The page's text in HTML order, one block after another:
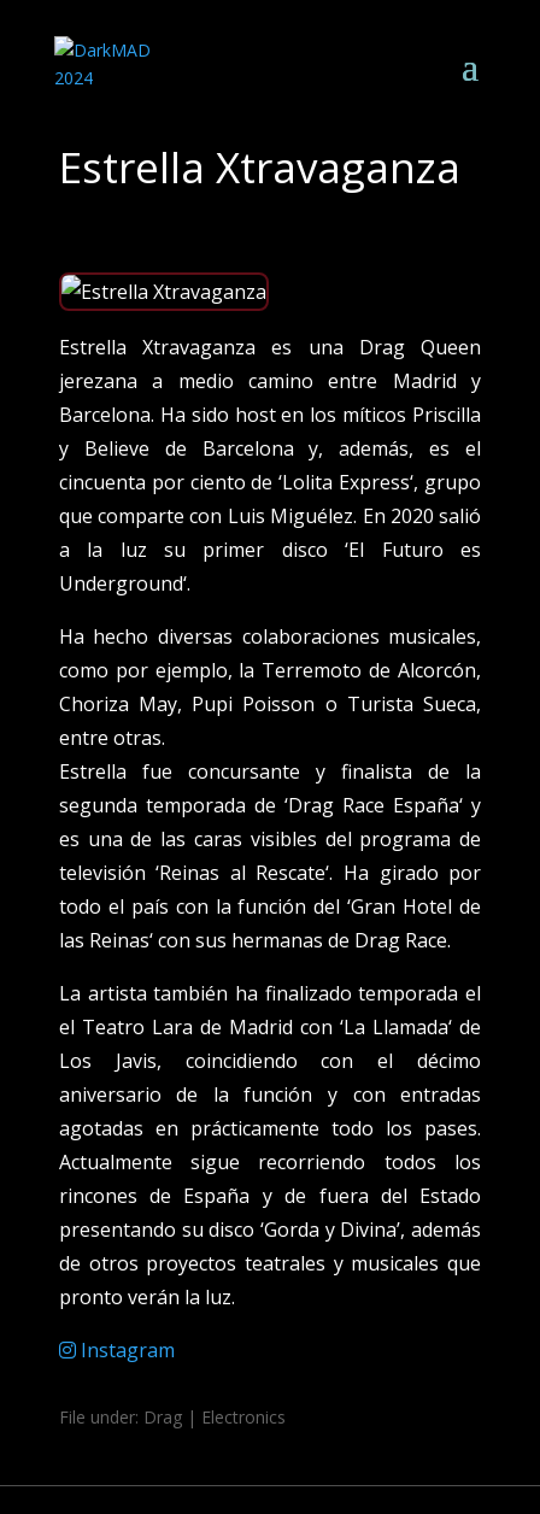
Estrella Xtravaganza
Estrella Xtravaganza es una Drag Queen
jerezana a medio camino entre Madrid y
Barcelona. Ha sido host en los míticos Priscilla
y Believe de Barcelona y, además, es el
cincuenta por ciento de ‘Lolita Express‘, grupo
que comparte con Luis Miguélez. En 2020 salió
a la luz su primer disco ‘El Futuro es
Underground‘.
Ha hecho diversas colaboraciones musicales,
como por ejemplo, la Terremoto de Alcorcón,
Choriza May, Pupi Poisson o Turista Sueca,
entre otras.
Estrella fue concursante y finalista de la
segunda temporada de ‘Drag Race España‘ y
es una de las caras visibles del programa de
televisión ‘Reinas al Rescate‘. Ha girado por
todo el país con la función del ‘Gran Hotel de
las Reinas‘ con sus hermanas de Drag Race.
La artista también ha finalizado temporada el
el Teatro Lara de Madrid con ‘La Llamada‘ de
Los Javis, coincidiendo con el décimo
aniversario de la función y con entradas
agotadas en prácticamente todo los pases.
Actualmente sigue recorriendo todos los
rincones de España y de fuera del Estado
presentando su disco ‘Gorda y Divina’, además
de otros proyectos teatrales y musicales que
pronto verán la luz.
Instagram
File under: Drag | Electronics